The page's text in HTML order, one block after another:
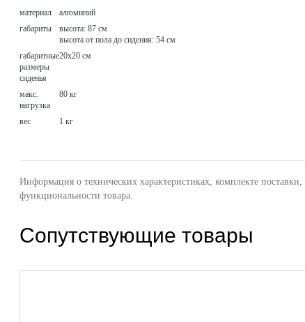
материал
алюминий
габариты
высота: 87 см
высота от пола до сидения: 54 см
габаритные
размеры
сиденья
20х20 см
макс.
нагрузка
80 кг
вес 1 кг
Информация о технических характеристиках, комплекте
функциональности товара.
Сопутствующие товары